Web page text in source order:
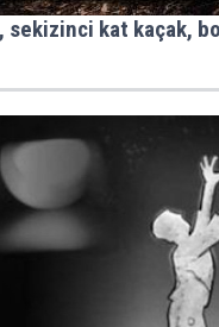
sekizinci kat kaçak,